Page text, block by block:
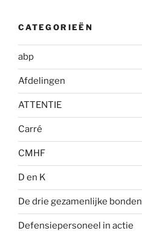
CATEGORIEËN
abp
Afdelingen
ATTENTIE
Carré
CMHF
D en K
De drie gezamenlijke bonden
Defensiepersoneel in actie